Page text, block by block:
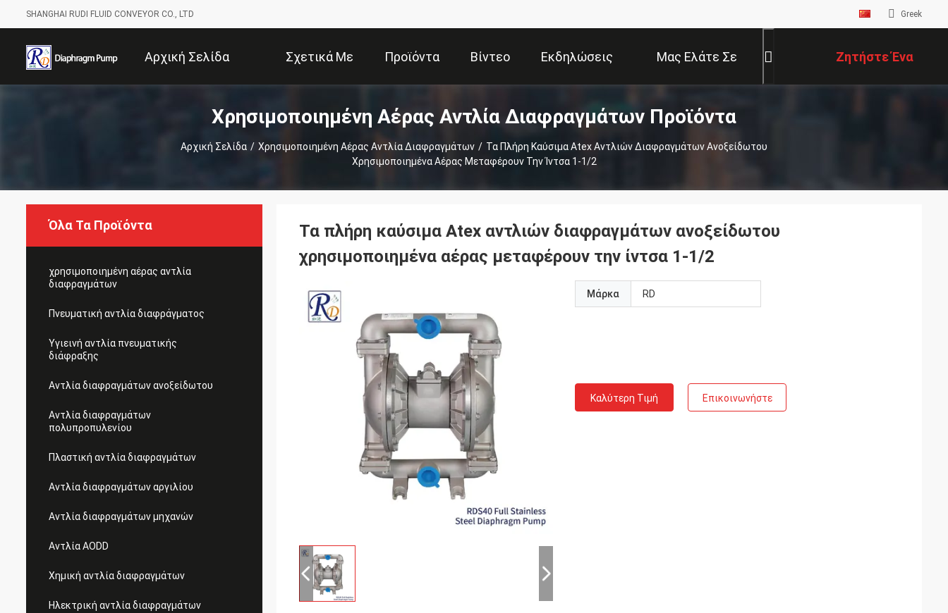
SHANGHAI RUDI FLUID CONVEYOR CO., LTD Greek
Αρχική Σελίδα Σχετικά Με
Εμάς
Προϊόντα Βίντεο Εκδηλώσεις Μας Ελάτε Σε
Επαφή Με
Ζητήστε Ένα
Απόσπασμα
Χρησιμοποιημένη Αέρας Αντλία Διαφραγμάτων Προϊόντα
Αρχική Σελίδα / Χρησιμοποιημένη Αέρας Αντλία Διαφραγμάτων / Τα Πλήρη Καύσιμα Atex Αντλιών Διαφραγμάτων Ανοξείδωτου
Χρησιμοποιημένα Αέρας Μεταφέρουν Την Ίντσα 1-1/2
Όλα Τα Προϊόντα
χρησιμοποιημένη αέρας αντλία
διαφραγμάτων
Πνευματική αντλία διαφράγματος
Υγιεινή αντλία πνευματικής
διάφραξης
Αντλία διαφραγμάτων ανοξείδωτου
Αντλία διαφραγμάτων
πολυπροπυλενίου
Πλαστική αντλία διαφραγμάτων
Αντλία διαφραγμάτων αργιλίου
Αντλία διαφραγμάτων μηχανών
Αντλία AODD
Χημική αντλία διαφραγμάτων
Ηλεκτρική αντλία διαφραγμάτων
Τα πλήρη καύσιμα Atex αντλιών διαφραγμάτων ανοξείδωτου
χρησιμοποιημένα αέρας μεταφέρουν την ίντσα 1-1/2
Μάρκα RD
Καλύτερη Τιμή Επικοινωνήστε